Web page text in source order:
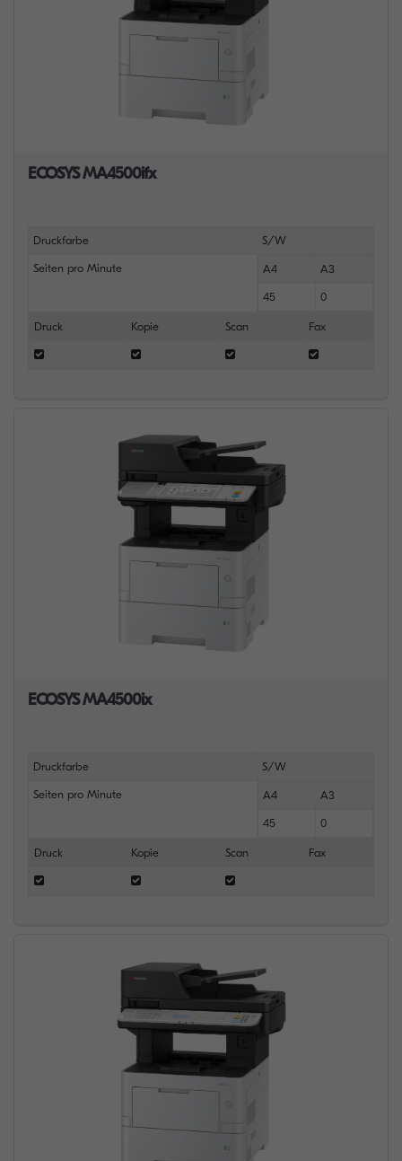
ECOSYS MA4500ifx
Druckfarbe S/W
Seiten pro Minute A4 A3
45 0
Druck Kopie Scan Fax
ECOSYS MA4500ix
Druckfarbe S/W
Seiten pro Minute A4 A3
45 0
Druck Kopie Scan Fax